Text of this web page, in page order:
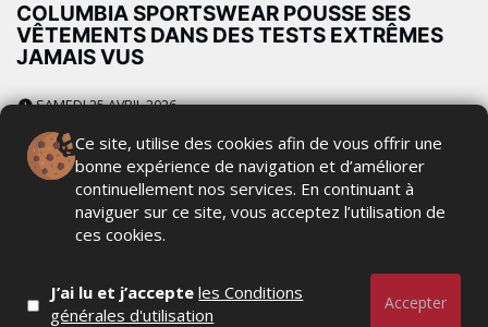
COLUMBIA SPORTSWEAR POUSSE SES
VÊTEMENTS DANS DES TESTS EXTRÊMES
JAMAIS VUS
SAMEDI 25 AVRIL 2026
Ce site, utilise des cookies afin de vous offrir une
bonne expérience de navigation et d’améliorer
continuellement nos services. En continuant à
naviguer sur ce site, vous acceptez l’utilisation de
ces cookies.
J’ai lu et j’accepteles Conditions
générales d'utilisation
Accepter